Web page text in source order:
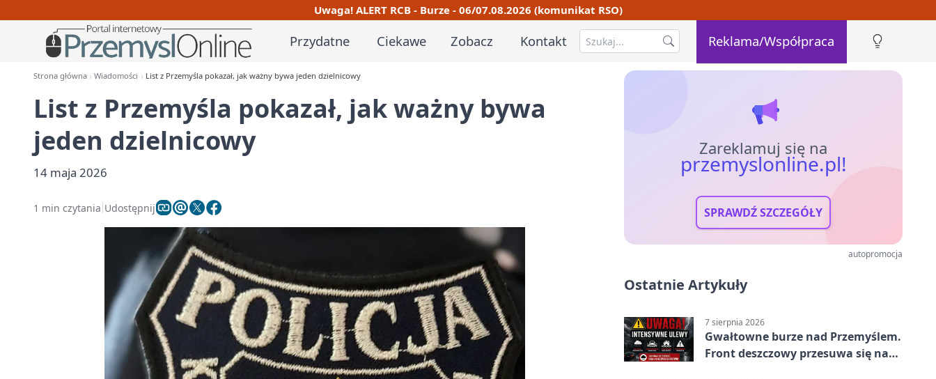
Uwaga! ALERT RCB - Burze - 06/07.08.2026 (komunikat RSO)
Przydatne Ciekawe Zobacz Kontakt Reklama/Współpraca
Strona główna Wiadomości List z Przemyśla pokazał, jak ważny bywa jeden dzielnicowy
List z Przemyśla pokazał, jak ważny bywa
jeden dzielnicowy
14 maja 2026
1 min czytania Udostępnij
Zareklamuj się na
przemyslonline.pl!
SPRAWDŹ SZCZEGÓŁY
autopromocja
Ostatnie Artykuły
7 sierpnia 2026
Gwałtowne burze nad Przemyślem.
Front deszczowy przesuwa się na